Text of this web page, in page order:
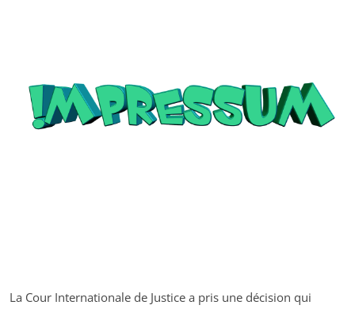
La Cour Internationale de Justice a pris une décision qui